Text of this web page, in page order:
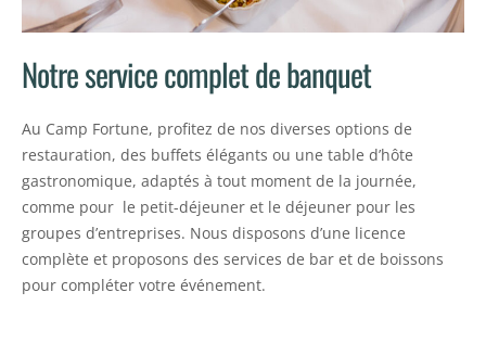
Notre service complet de banquet
Au Camp Fortune, profitez de nos diverses options de
restauration, des buffets élégants ou une table d’hôte
gastronomique, adaptés à tout moment de la journée,
comme pour le petit-déjeuner et le déjeuner pour les
groupes d’entreprises. Nous disposons d’une licence
complète et proposons des services de bar et de boissons
pour compléter votre événement.